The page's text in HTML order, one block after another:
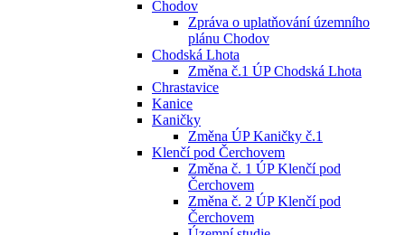
Chodov
Zpráva o uplatňování územního
plánu Chodov
Chodská Lhota
Změna č.1 ÚP Chodská Lhota
Chrastavice
Kanice
Kaničky
Změna ÚP Kaničky č.1
Klenčí pod Čerchovem
Změna č. 1 ÚP Klenčí pod
Čerchovem
Změna č. 2 ÚP Klenčí pod
Čerchovem